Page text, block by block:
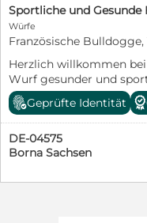
Würfe
Französische Bulldogge,
Herzlich willkommen
Wurf gesunder und
Bulldoggen ist am
prächtig und wir
persönlichen
absolut transparente
vorzustellen, da wir der
Züchter alles offen
verheimlichen hat.
Geprüfte Identität
DE-04575
Borna Sachsen